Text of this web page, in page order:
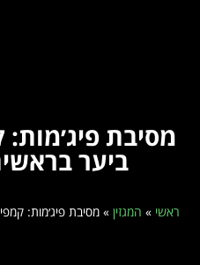
מסיבת
ביער
ראשי » המגזין »מסיבת פיג׳מות: